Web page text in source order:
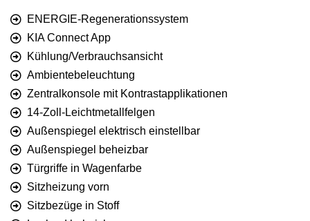
ENERGIE-Regenerationssystem
KIA Connect App
Kühlung/Verbrauchsansicht
Ambientebeleuchtung
Zentralkonsole mit Kontrastapplikationen
14-Zoll-Leichtmetallfelgen
Außenspiegel elektrisch einstellbar
Außenspiegel beheizbar
Türgriffe in Wagenfarbe
Sitzheizung vorn
Sitzbezüge in Stoff